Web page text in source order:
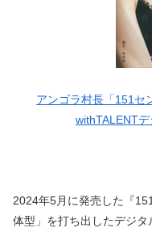
アンゴラ村長「151
withTALENTデ
2024年5月に発売した『
体型」を打ち出したデジ